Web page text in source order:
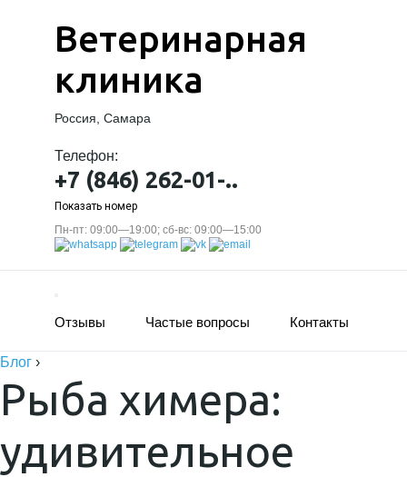
Ветеринарная
клиника
Россия, Самара
Телефон:
+7 (846) 262-01-..
Показать номер
Пн-пт: 09:00—19:00; сб-вс: 09:00—15:00
Отзывы Частые вопросы Контакты
Блог ›
Рыба химера:
удивительное